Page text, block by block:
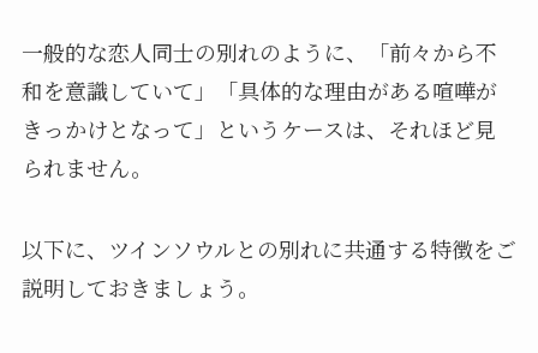
一般的な恋人同士の別れのように、「前々から不
和を意識していて」「具体的な理由がある喧嘩が
きっかけとなって」というケースは、それほど見
られません。
以下に、ツインソウルとの別れに共通する特徴をご
説明しておきましょう。